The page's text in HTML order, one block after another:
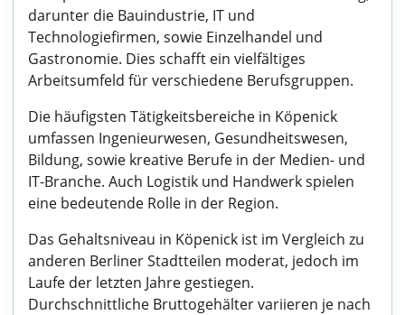
darunter die Bauindustrie, IT und
Technologiefirmen, sowie Einzelhandel und
Gastronomie. Dies schafft ein vielfältiges
Arbeitsumfeld für verschiedene Berufsgruppen.
Die häufigsten Tätigkeitsbereiche in Köpenick
umfassen Ingenieurwesen, Gesundheitswesen,
Bildung, sowie kreative Berufe in der Medien- und
IT-Branche. Auch Logistik und Handwerk spielen
eine bedeutende Rolle in der Region.
Das Gehaltsniveau in Köpenick ist im Vergleich zu
anderen Berliner Stadtteilen moderat, jedoch im
Laufe der letzten Jahre gestiegen.
Durchschnittliche Bruttogehälter variieren je nach